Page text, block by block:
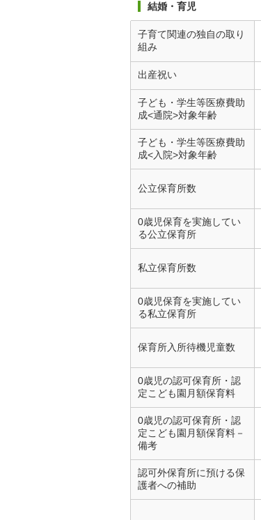
結婚・育児
子育て関連の独自の取り
組み
出産祝い
子ども・学生等医療費助
成<通院>対象年齢
子ども・学生等医療費助
成<入院>対象年齢
公立保育所数
0歳児保育を実施してい
る公立保育所
私立保育所数
0歳児保育を実施してい
る私立保育所
保育所入所待機児童数
0歳児の認可保育所・認
定こども園月額保育料
0歳児の認可保育所・認
定こども園月額保育料－
備考
認可外保育所に預ける保
護者への補助